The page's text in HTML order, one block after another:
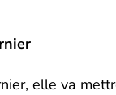
elle va